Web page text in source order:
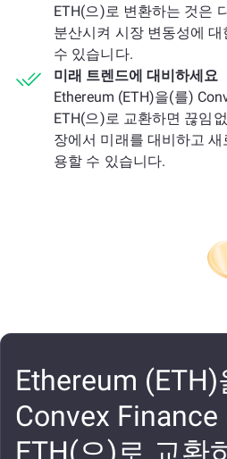
ETH(으)로 변환하는 것은
분산시켜 시장 변동성에
수 있습니다.
미래 트렌드에 대비하세요
Ethereum (ETH)을(를)
ETH(으)로 교환하면 끊임
장에서 미래를 대비하고
용할 수 있습니다.
Ethereum (ETH)
Convex Finance
ETH(으)로 교환